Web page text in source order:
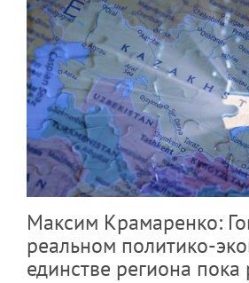
Максим Крамаренко:
реальном политико-
единстве региона пока